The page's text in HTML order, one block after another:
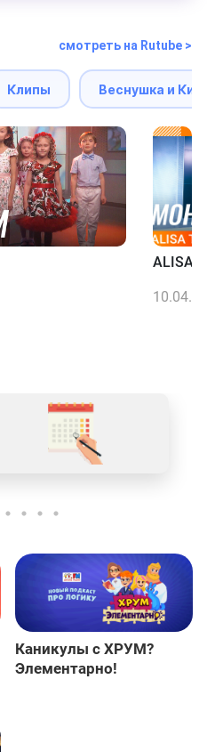
смотреть на Rutube >
Клипы Веснушка и
ALISA
10.04.26
Каникулы с ХРУМ?
Элементарно!